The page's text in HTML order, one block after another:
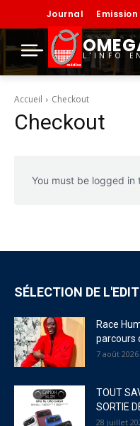
Journal Emission
L'INFO
Accueil Checkout
Checkout
You must be logged in
SÉLECTION DE
Race
parcours
7 août 2026
TOUT
SORTIE
28 juillet